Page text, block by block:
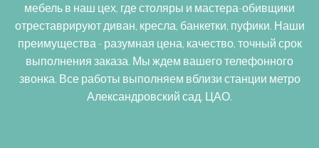
мебель в наш цех, где столяры и мастера-обивщики
отреставрируют диван, кресла, банкетки, пуфики. Наши
преимущества - разумная цена, качество, точный срок
выполнения заказа. Мы ждем вашего телефонного
звонка. Все работы выполняем вблизи станции метро
Александровский сад. ЦАО.